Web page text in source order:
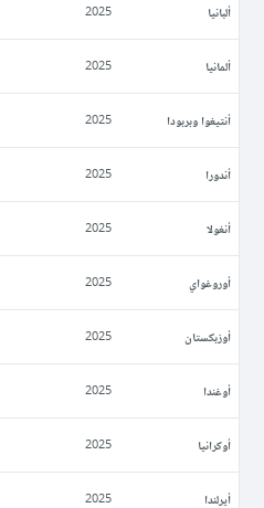
ألبانيا 2025
ألمانيا 2025
أنتيغوا وبربودا 2025
أندورا 2025
أنغولا 2025
أوروغواي 2025
أوزبكستان 2025
أوغندا 2025
أوكرانيا 2025
أيرلندا 2025